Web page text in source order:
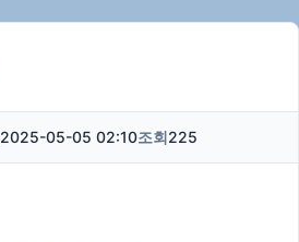
2025-05-05 02:10조회225